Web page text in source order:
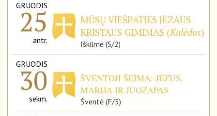
GRUODIS
25
antr.
MŪSŲ VIEŠPATIES JĖZAUS
KRISTAUS GIMIMAS (Kalėdos)
Iškilmė (S/2)
GRUODIS
30
sekm.
ŠVENTOJI ŠEIMA: JĖZUS,
MARIJA IR JUOZAPAS
Šventė (F/5)